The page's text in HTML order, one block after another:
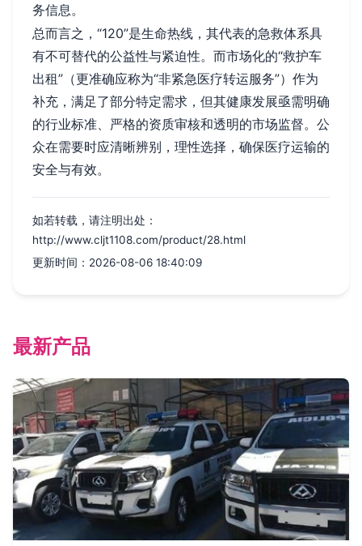
务信息。
总而言之，“120”是生命热线，其代表的急救体系具
有不可替代的公益性与紧迫性。而市场化的“救护车
出租”（更准确应称为“非紧急医疗转运服务”）作为
补充，满足了部分特定需求，但其健康发展亟需明确
的行业标准、严格的资质审核和透明的市场监督。公
众在需要时应清晰辨别，理性选择，确保医疗运输的
安全与有效。
如若转载，请注明出处：
http://www.cljt1108.com/product/28.html
更新时间：2026-08-06 18:40:09
最新产品